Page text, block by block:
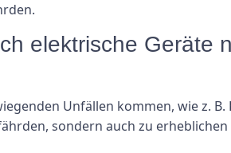
elektrische Geräte
Unfällen kommen, wie z. B.
sondern auch zu